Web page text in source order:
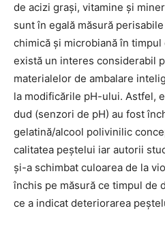
de acizi grași, vitamine și
sunt în egală măsură
chimică și microbiană în
există un interes considerabil
materialelor de ambalare
la modificările pH-ului. Astfel,
dud (senzori de pH) au fost
gelatină/alcool polivinilic
calitatea peștelui iar autorii
și-a schimbat culoarea de la
închis pe măsură ce timpul de
ce a indicat deteriorarea